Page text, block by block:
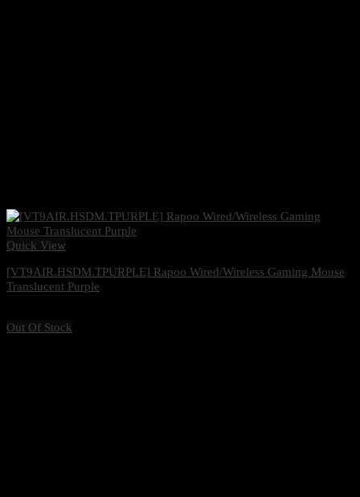
Quick View
[VT9AIR.HSDM.TPURPLE] Rapoo Wired/Wireless Gaming Mouse
Translucent Purple
Out Of Stock